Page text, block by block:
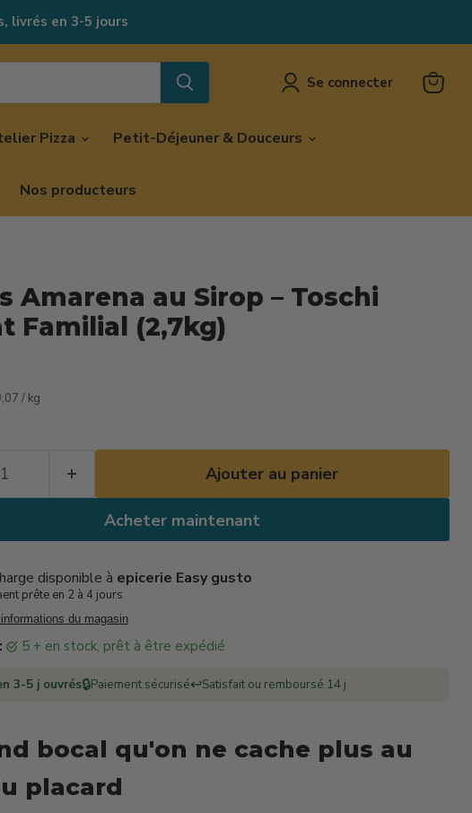
livrés en 3-5 jours
Se connecter
Pizza Petit-Déjeuner & Douceurs
Nos producteurs
Amarena au Sirop – Toschi
Familial (2,7kg)
/ kg
Ajouter au panier
Acheter maintenant
disponible à epicerie Easy gusto
prête en 2 à 4 jours
du magasin
5 + en stock, prêt à être expédié
3-5 j ouvrés🔒Paiement sécurisé↩️Satisfait ou remboursé 14 j
bocal qu'on ne cache plus au
placard